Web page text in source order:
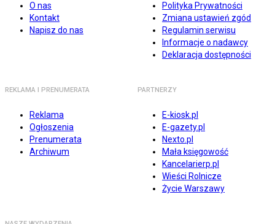
O nas
Kontakt
Napisz do nas
Polityka Prywatności
Zmiana ustawień zgód
Regulamin serwisu
Informacje o nadawcy
Deklaracja dostępności
REKLAMA I PRENUMERATA
Reklama
Ogłoszenia
Prenumerata
Archiwum
PARTNERZY
E-kiosk.pl
E-gazety.pl
Nexto.pl
Mała księgowość
Kancelarierp.pl
Wieści Rolnicze
Życie Warszawy